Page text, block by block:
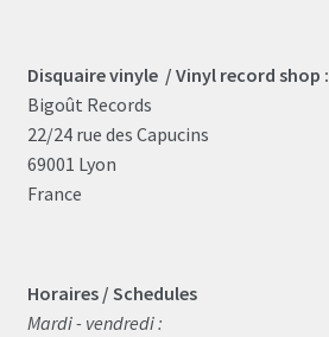
Disquaire vinyle / Vinyl record shop :
Bigoût Records
22/24 rue des Capucins
69001 Lyon
France
Horaires / Schedules
Mardi - vendredi :